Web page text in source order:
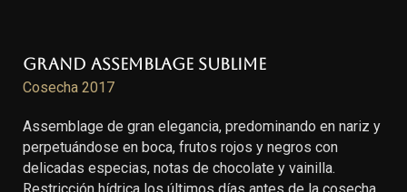
Grand Assemblage Sublime
Cosecha 2017
Assemblage de gran elegancia, predominando en nariz y
perpetuándose en boca, frutos rojos y negros con
delicadas especias, notas de chocolate y vainilla.